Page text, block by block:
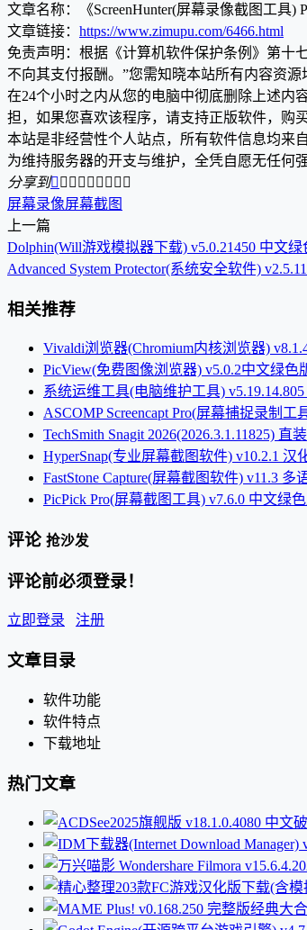
文章名称：《ScreenHunter(屏幕录像截图工具)
文章链接： https://www.zimupu.com/6466.html
免责声明：根据《计算机软件保护条例》第十
不向其支付报酬。”您需知晓本站所有内容资
在24个小时之内从您的电脑中彻底删除上述内
担，如果您喜欢该程序，请支持正版软件，购
本站是非经营性个人站点，所有软件信息均来
为维持服务器的开支与维护，全凭自愿无任何强
分享到        
屏幕录像屏幕截图
上一篇
Dolphin(Will游戏模拟器下载) v5.0.21450 中文绿
Advanced System Protector(系统安全软件)
相关推荐
Vivaldi浏览器(Chromium内核浏览器)
PicView(免费图像浏览器) v5.0.2中文绿色
系统运维工具(电脑维护工具)
ASCOMP Screencapt Pro(屏幕捕捉录制工
TechSmith Snagit 2026(2026.3.1.11825) 直
HyperSnap(专业屏幕截图软件) v10.2.1 汉
FastStone Capture(屏幕截图软件) v11.3 多
PicPick Pro(屏幕截图工具) v7.6.0 中文绿
评论 抢沙发
评论前必须登录！
立即登录 注册
文章目录
软件功能
软件特点
下载地址
热门文章